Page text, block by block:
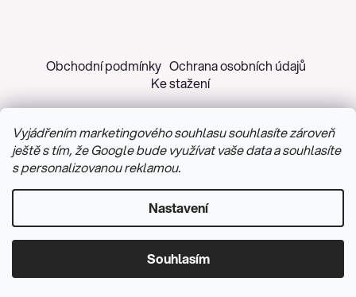
Vyjádřením marketingového souhlasu souhlasíte zároveň
ještě s tím, že Google bude využívat vaše data a souhlasíte
s personalizovanou reklamou.
Nastavení
Souhlasím
Obchodní podmínky Ochrana osobních údajů
Ke stažení
Vytvořil Shoptet&PekneWeby
Upravit nastavení cookies